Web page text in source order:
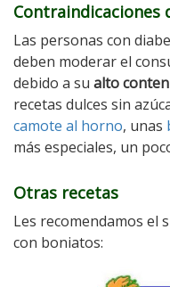
Contraindicaciones
Las personas con
deben moderar el
debido a su alto
recetas dulces sin
camote al horno, unas
más especiales, un
Otras recetas
Les recomendamos el
con boniatos: